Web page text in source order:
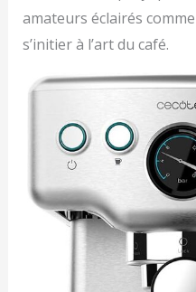
amateurs éclairés
s’initier à l’art du café.